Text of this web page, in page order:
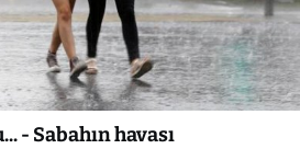
- Sabahın havası